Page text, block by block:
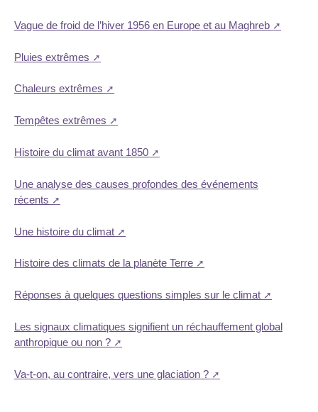
Vague de froid de l’hiver 1956 en Europe et au Maghreb
Pluies extrêmes
Chaleurs extrêmes
Tempêtes extrêmes
Histoire du climat avant 1850
Une analyse des causes profondes des événements
récents
Une histoire du climat
Histoire des climats de la planète Terre
Réponses à quelques questions simples sur le climat
Les signaux climatiques signifient un réchauffement global
anthropique ou non ?
Va-t-on, au contraire, vers une glaciation ?